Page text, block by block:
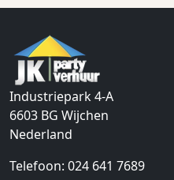
Industriepark 4-A
6603 BG Wijchen
Nederland
Telefoon: 024 641 7689